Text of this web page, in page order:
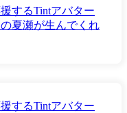
するTintアバター
夏瀬が生んでくれ
するTintアバター